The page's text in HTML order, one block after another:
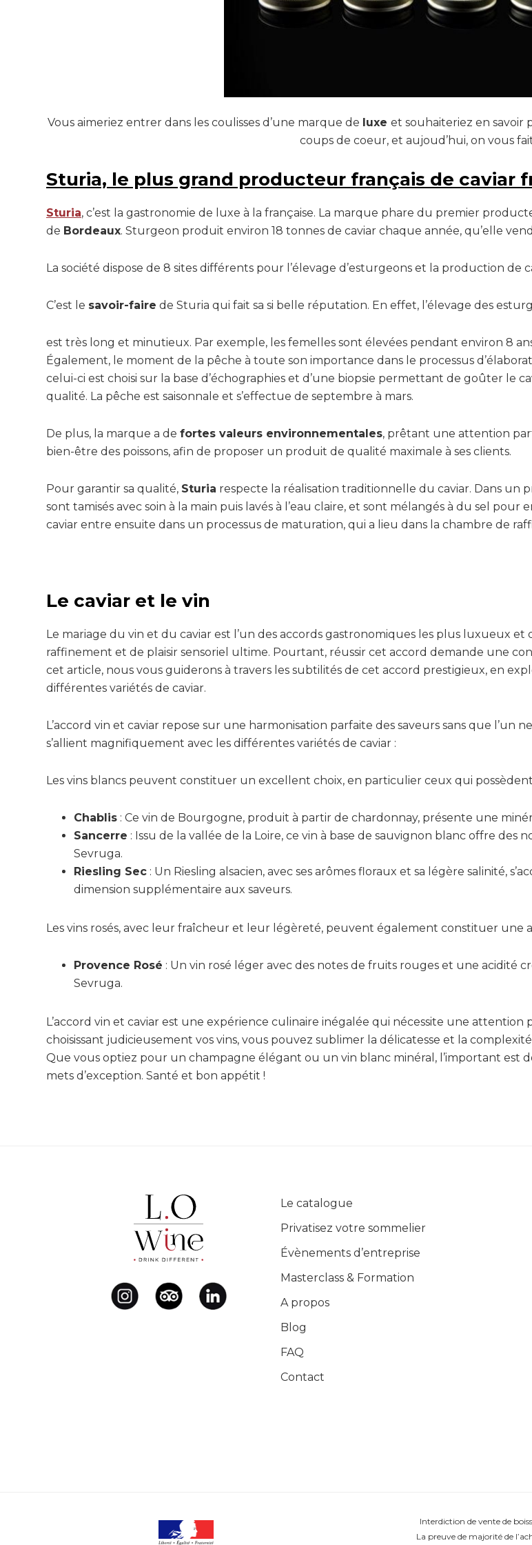
Vous aimeriez entrer dans les coulisses d’une marque de luxe et souhaiteriez en savoir
coups de coeur, et aujoud’hui, on vous
Sturia, le plus grand producteur français de caviar
Sturia, c’est la gastronomie de luxe à la française. La marque phare du premier
de Bordeaux. Sturgeon produit environ 18 tonnes de caviar chaque année, qu’elle
La société dispose de 8 sites différents pour l’élevage d’esturgeons et la production de
C’est le savoir-faire de Sturia qui fait sa si belle réputation. En effet, l’élevage des
est très long et minutieux. Par exemple, les femelles sont élevées pendant environ 8
Également, le moment de la pêche à toute son importance dans le processus
celui-ci est choisi sur la base d’échographies et d’une biopsie permettant de goûter le
qualité. La pêche est saisonnale et s’effectue de septembre à mars.
De plus, la marque a de fortes valeurs environnementales, prêtant une attention
bien-être des poissons, afin de proposer un produit de qualité maximale à ses clients.
Pour garantir sa qualité, Sturia respecte la réalisation traditionnelle du caviar. Dans un
sont tamisés avec soin à la main puis lavés à l’eau claire, et sont mélangés à du sel pour
caviar entre ensuite dans un processus de maturation, qui a lieu dans la chambre de
Le caviar et le vin
Le mariage du vin et du caviar est l’un des accords gastronomiques les plus luxueux
raffinement et de plaisir sensoriel ultime. Pourtant, réussir cet accord demande une
cet article, nous vous guiderons à travers les subtilités de cet accord prestigieux, en
différentes variétés de caviar.
L’accord vin et caviar repose sur une harmonisation parfaite des saveurs sans que l’un
s’allient magnifiquement avec les différentes variétés de caviar :
Les vins blancs peuvent constituer un excellent choix, en particulier ceux qui
Chablis : Ce vin de Bourgogne, produit à partir de chardonnay, présente une
Sancerre : Issu de la vallée de la Loire, ce vin à base de sauvignon blanc offre
Sevruga.
Riesling Sec : Un Riesling alsacien, avec ses arômes floraux et sa légère salinité,
dimension supplémentaire aux saveurs.
Les vins rosés, avec leur fraîcheur et leur légèreté, peuvent également constituer une
Provence Rosé : Un vin rosé léger avec des notes de fruits rouges et une acidité
Sevruga.
L’accord vin et caviar est une expérience culinaire inégalée qui nécessite une
choisissant judicieusement vos vins, vous pouvez sublimer la délicatesse et la
Que vous optiez pour un champagne élégant ou un vin blanc minéral, l’important
mets d’exception. Santé et bon appétit !
Le catalogue
Privatisez votre sommelier
Évènements d’entreprise
Masterclass & Formation
A propos
Blog
FAQ
Contact
Interdiction de vente de
La preuve de majorité de